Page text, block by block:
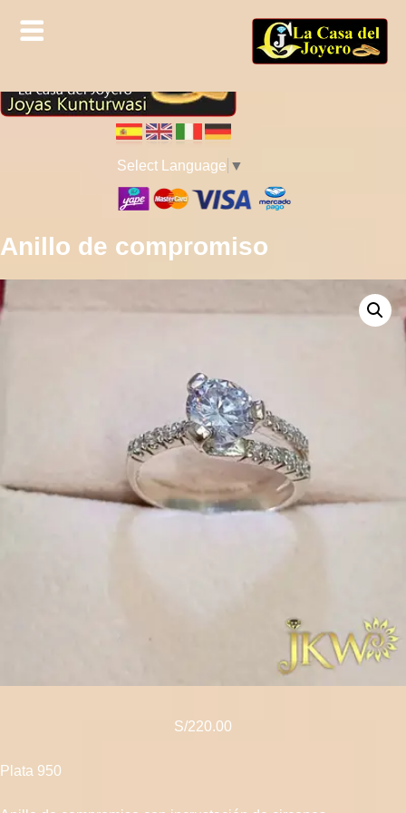
Select Language ▼
Anillo de compromiso
S/220.00
Plata 950